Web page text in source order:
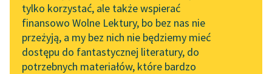
Zapraszamy na spotkanie
online z tłumaczkami
literatury skandynawskiej
czytających
API
tylko korzystać, ale także wspierać
finansowo Wolne Lektury, bo bez nas nie
przeżyją, a my bez nich nie będziemy mieć
dostępu do fantastycznej literatury, do
potrzebnych materiałów, które bardzo
Zasypiam. Bo dobrze
jest spać, gdy deszcz
dzwoni.
Przed chwilą czytałem